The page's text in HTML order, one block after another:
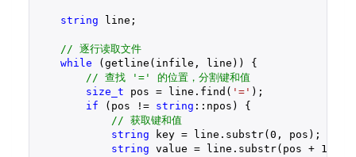
string line;
// 逐行读取文件
while (getline(infile, line)) {
// 查找 '=' 的位置，分割键和值
size_t pos = line.find( '=' );
if (pos != string ::npos) {
// 获取键和值
string key = line.substr(0 , pos);
string value = line.substr(pos + 1